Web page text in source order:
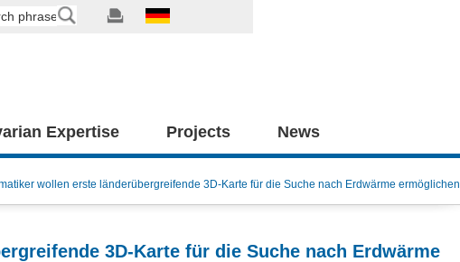
Expertise Projects News
wollen erste länderübergreifende 3D-Karte für die Suche nach Erdwärme ermöglichen
3D-Karte für die Suche nach Erdwärme